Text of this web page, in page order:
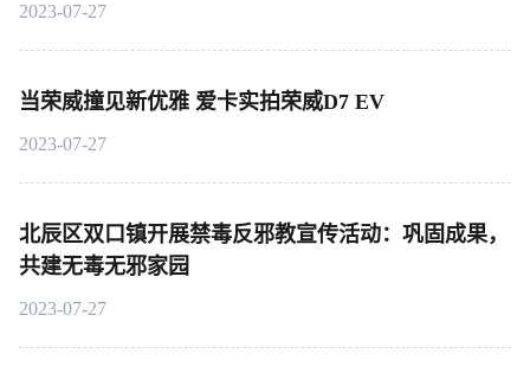
2023-07-27
当荣威撞见新优雅 爱卡实拍荣威D7 EV
2023-07-27
北辰区双口镇开展禁毒反邪教宣传活动：巩固成果，
共建无毒无邪家园
2023-07-27